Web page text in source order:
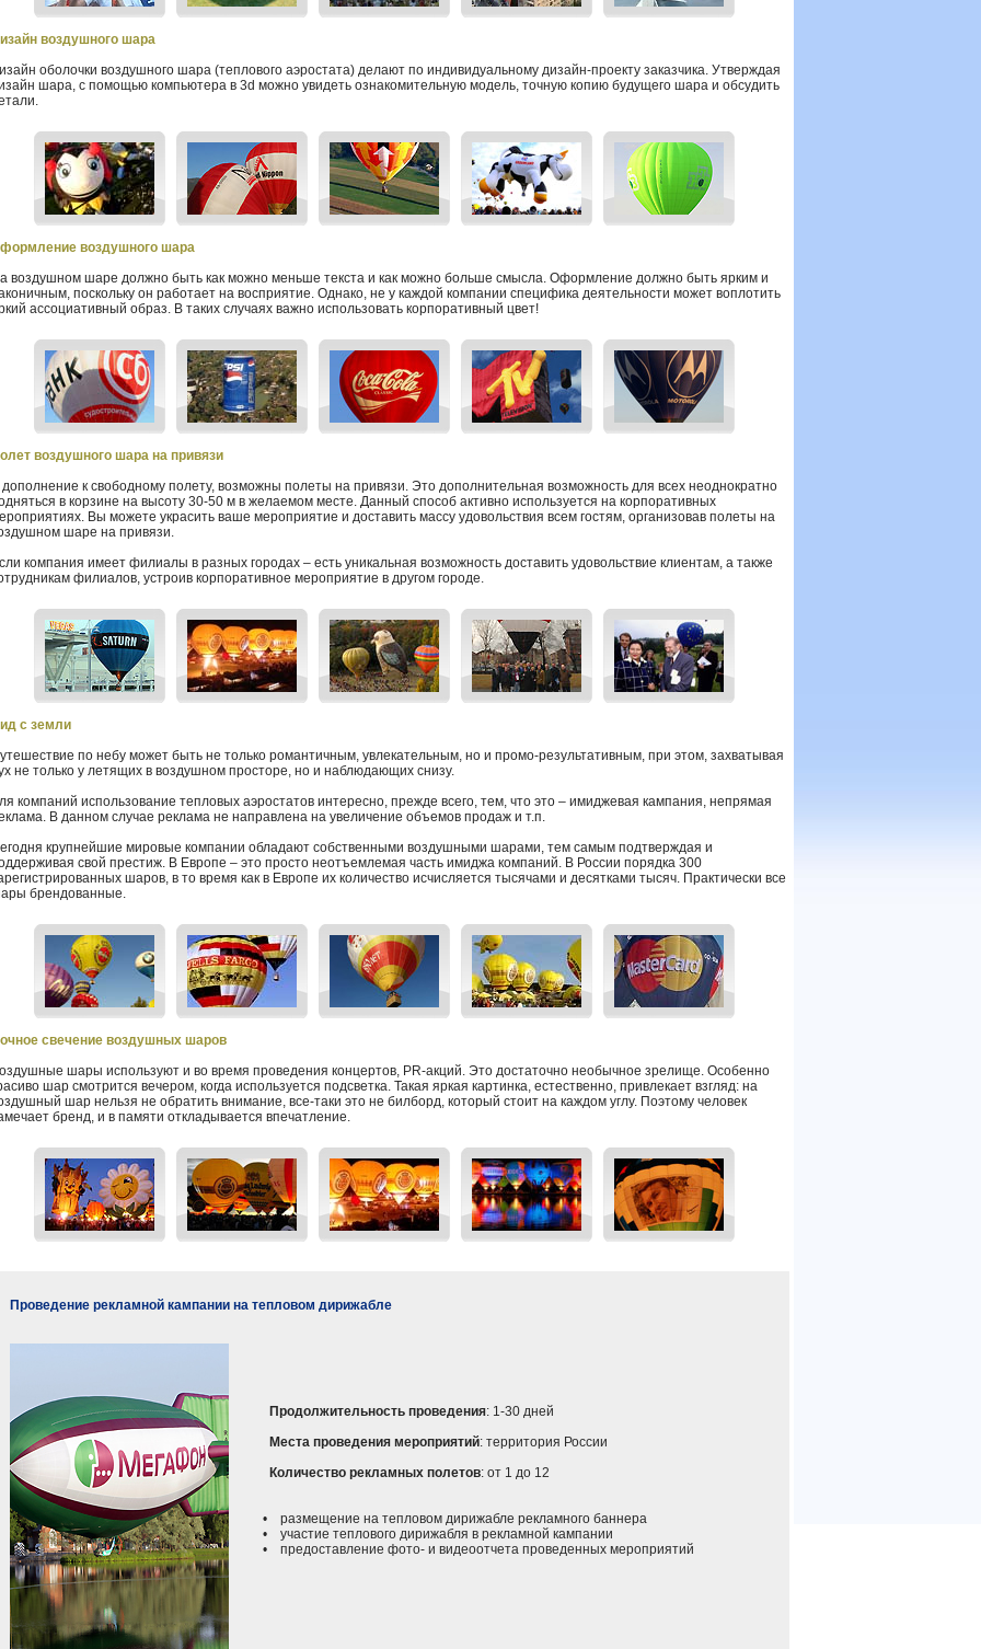
воздушного шара
оболочки воздушного шара (теплового аэростата) делают по индивидуальному дизайн-проекту заказчика. Утверждая
шара, с помощью компьютера в 3d можно увидеть ознакомительную модель, точную копию будущего шара и обсудить
воздушного шара
воздушном шаре должно быть как можно меньше текста и как можно больше смысла. Оформление должно быть ярким и
поскольку он работает на восприятие. Однако, не у каждой компании специфика деятельности может воплотить
ассоциативный образ. В таких случаях важно использовать корпоративный цвет!
воздушного шара на привязи
дополнение к свободному полету, возможны полеты на привязи. Это дополнительная возможность для всех неоднократно
в корзине на высоту 30-50 м в желаемом месте. Данный способ активно используется на корпоративных
Вы можете украсить ваше мероприятие и доставить массу удовольствия всем гостям, организовав полеты на
шаре на привязи.
компания имеет филиалы в разных городах – есть уникальная возможность доставить удовольствие клиентам, а также
филиалов, устроив корпоративное мероприятие в другом городе.
с земли
по небу может быть не только романтичным, увлекательным, но и промо-результативным, при этом, захватывая
не только у летящих в воздушном просторе, но и наблюдающих снизу.
компаний использование тепловых аэростатов интересно, прежде всего, тем, что это – имиджевая кампания, непрямая
В данном случае реклама не направлена на увеличение объемов продаж и т.п.
крупнейшие мировые компании обладают собственными воздушными шарами, тем самым подтверждая и
свой престиж. В Европе – это просто неотъемлемая часть имиджа компаний. В России порядка 300
шаров, в то время как в Европе их количество исчисляется тысячами и десятками тысяч. Практически все
брендованные.
свечение воздушных шаров
шары используют и во время проведения концертов, PR-акций. Это достаточно необычное зрелище. Особенно
шар смотрится вечером, когда используется подсветка. Такая яркая картинка, естественно, привлекает взгляд: на
шар нельзя не обратить внимание, все-таки это не билборд, который стоит на каждом углу. Поэтому человек
бренд, и в памяти откладывается впечатление.
Проведение рекламной кампании на тепловом дирижабле
Продолжительность проведения: 1-30 дней
Места проведения мероприятий: территория России
Количество рекламных полетов: от 1 до 12
• размещение на тепловом дирижабле рекламного баннера
• участие теплового дирижабля в рекламной кампании
• предоставление фото- и видеоотчета проведенных мероприятий